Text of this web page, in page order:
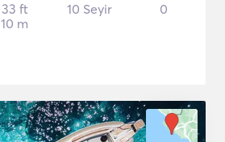
33 ft
10 m
10 Seyir 0